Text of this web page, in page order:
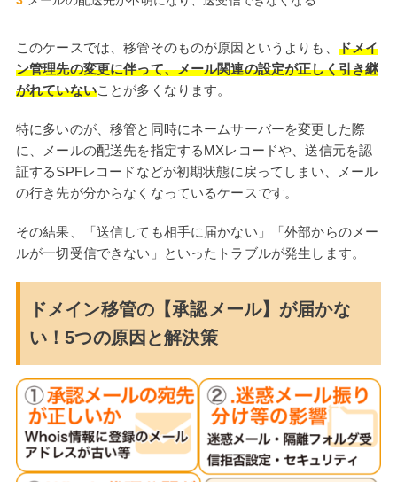
このケースでは、移管そのものが原因というよりも、 ドメイ
ン管理先の変更に伴って、メール関連の設定が正しく引き継
がれていないことが多くなります。
特に多いのが、移管と同時にネームサーバーを変更した際
に、メールの配送先を指定するMXレコードや、送信元を認
証するSPFレコードなどが初期状態に戻ってしまい、メール
の行き先が分からなくなっているケースです。
その結果、「送信しても相手に届かない」「外部からのメー
ルが一切受信できない」といったトラブルが発生します。
ドメイン移管の【承認メール】が届かな
い！5つの原因と解決策